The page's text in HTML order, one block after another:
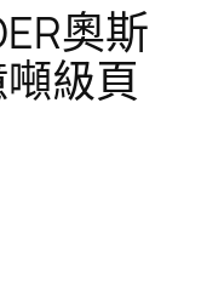
奧斯
級頁